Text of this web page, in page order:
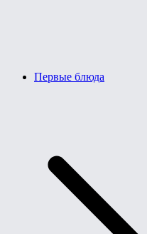
Первые блюда